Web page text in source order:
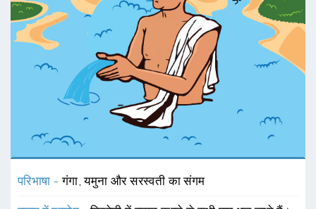
परिभाषा -गंगा, यमुना और सरस्वती का संगम